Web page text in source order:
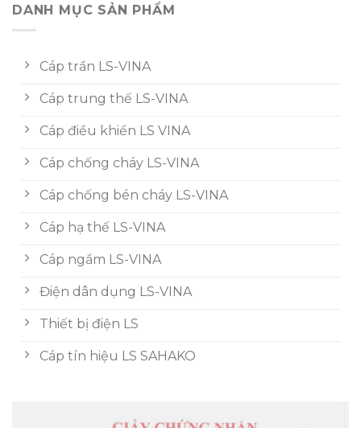
DANH MỤC SẢN PHẨM
Cáp trần LS-VINA
Cáp trung thế LS-VINA
Cáp điều khiển LS VINA
Cáp chống cháy LS-VINA
Cáp chống bén cháy LS-VINA
Cáp hạ thế LS-VINA
Cáp ngầm LS-VINA
Điện dân dụng LS-VINA
Thiết bị điện LS
Cáp tín hiệu LS SAHAKO